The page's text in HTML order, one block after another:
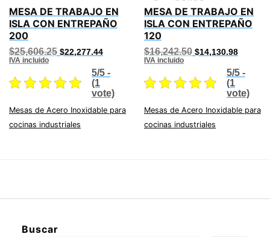
MESA DE TRABAJO EN
ISLA CON ENTREPAÑO
200
$25,606.25 Original
price
$25,606.25.
$22,277.44
price
is:
$22,277.44.
IVA incluido
5/5 -
(1
vote)
Mesas de Acero Inoxidable para
cocinas industriales
MESA DE TRABAJO EN
ISLA CON ENTREPAÑO
120
$16,242.50 Original
price
$16,242.50.
$14,130.98
price
is:
IVA incluido
5/5 -
(1
vote)
Mesas de Acero Inoxidable para
cocinas industriales
Buscar